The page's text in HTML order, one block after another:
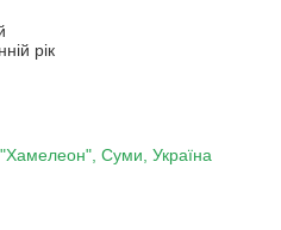
рік
Суми, Україна